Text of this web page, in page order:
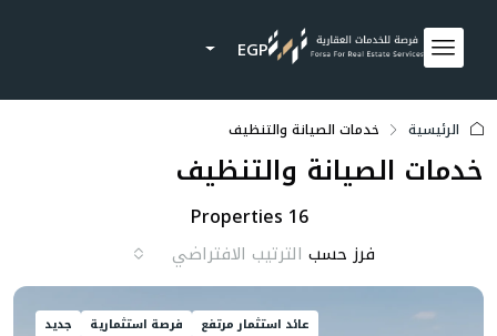
EGP
الرئيسية خدمات الصيانة والتنظيف
خدمات الصيانة والتنظيف
16 Properties
فرز حسب الترتيب الافتراضي
عائد استثمار مرتفع فرصة استثمارية جديد